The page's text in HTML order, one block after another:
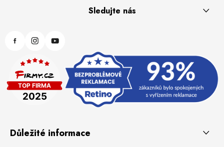
Sledujte nás
Důležité informace